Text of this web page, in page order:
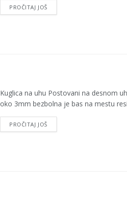
PROČITAJ JOŠ
Kuglica na uhu Postovani na desnom
oko 3mm bezbolna je bas na mestu
PROČITAJ JOŠ